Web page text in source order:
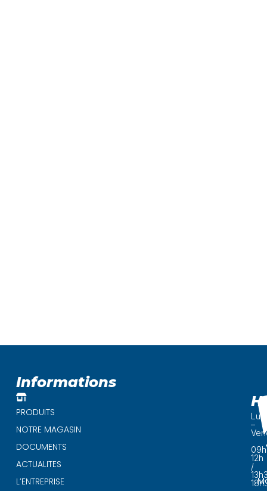
Informations
PRODUITS
NOTRE MAGASIN
DOCUMENTS
ACTUALITES
L’ENTREPRISE
–
12h
/